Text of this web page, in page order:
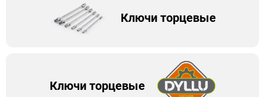
Ключи торцевые
Ключи торцевые